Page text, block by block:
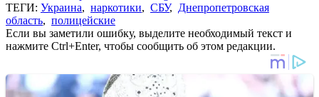
ТЕГИ: Украина, наркотики, СБУ, Днепропетровская
область, полицейские
Если вы заметили ошибку, выделите необходимый текст и
нажмите Ctrl+Enter, чтобы сообщить об этом редакции.